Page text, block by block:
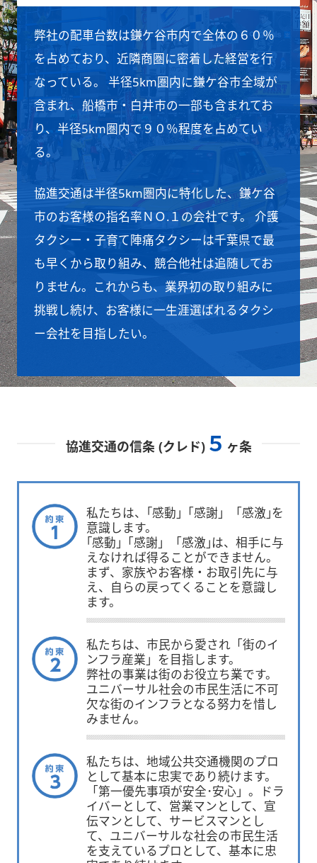
弊社の配車台数は鎌ケ谷市内で全体の６０％
を占めており、近隣商圏に密着した経営を行
なっている。 半径5km圏内に鎌ケ谷市全域が
含まれ、船橋市・白井市の一部も含まれてお
り、半径5km圏内で９０％程度を占めてい
る。
協進交通は半径5km圏内に特化した、鎌ケ谷
市のお客様の指名率ＮＯ.１の会社です。 介護
タクシー・子育て陣痛タクシーは千葉県で最
も早くから取り組み、競合他社は追随してお
りません。これからも、業界初の取り組みに
挑戦し続け、お客様に一生涯選ばれるタクシ
ー会社を目指したい。
協進交通の信条 (クレド)５ ヶ条
私たちは、｢感動｣「感謝」「感激｣を
意識します。
｢感動｣「感謝」「感激｣は、相手に与
えなければ得ることができません。
まず、家族やお客様・お取引先に与
え、自らの戻ってくることを意識し
ます。
私たちは、市民から愛され「街のイ
ンフラ産業」を目指します。
弊社の事業は街のお役立ち業です。
ユニバーサル社会の市民生活に不可
欠な街のインフラとなる努力を惜し
みません。
私たちは、地域公共交通機関のプロ
として基本に忠実であり続けます。
「第一優先事項が安全･安心」。ドラ
イバーとして、営業マンとして、宣
伝マンとして、サービスマンとし
て、ユニバーサルな社会の市民生活
を支えているプロとして、基本に忠